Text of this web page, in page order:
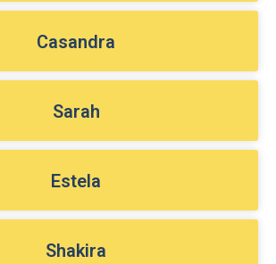
Casandra
Sarah
Estela
Shakira